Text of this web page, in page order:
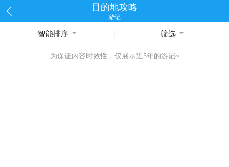
目的地攻略
游记
智能排序 筛选
为保证内容时效性，仅展示近5年的游记~